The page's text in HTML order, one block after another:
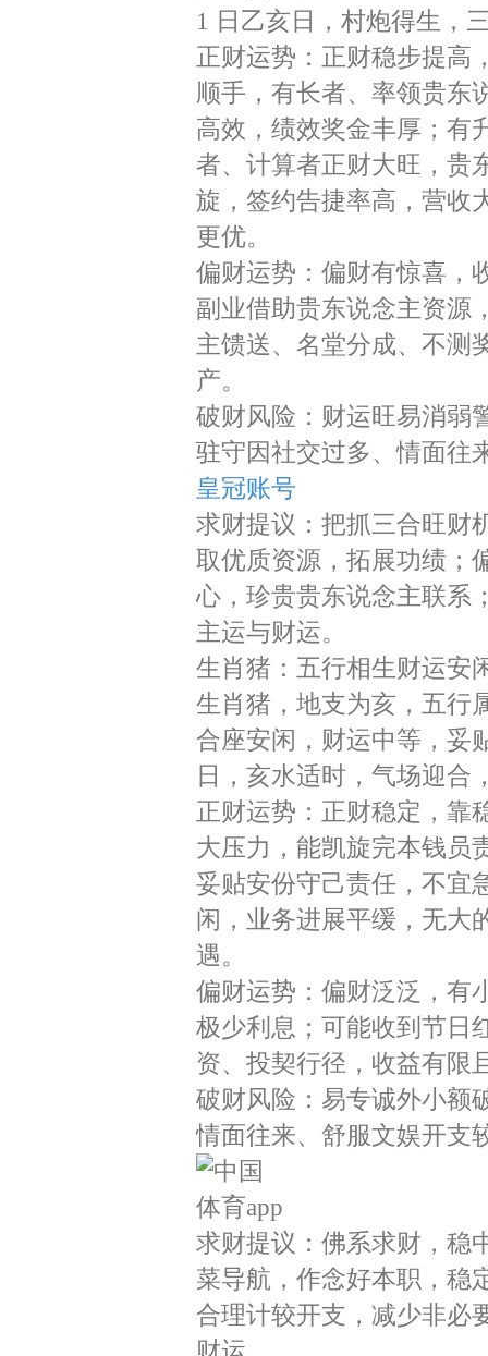
1 日乙亥日，村炮得生，
正财运势：正财稳步提高
顺手，有长者、率领贵东
高效，绩效奖金丰厚；有
者、计算者正财大旺，贵
旋，签约告捷率高，营收
更优。
偏财运势：偏财有惊喜，
副业借助贵东说念主资源
主馈送、名堂分成、不测
产。
破财风险：财运旺易消弱
驻守因社交过多、情面往
皇冠账号
求财提议：把抓三合旺财
取优质资源，拓展功绩；
心，珍贵贵东说念主联系
主运与财运。
生肖猪：五行相生财运安
生肖猪，地支为亥，五行
合座安闲，财运中等，妥
日，亥水适时，气场迎合
正财运势：正财稳定，靠
大压力，能凯旋完本钱员
妥贴安份守己责任，不宜
闲，业务进展平缓，无大
遇。
偏财运势：偏财泛泛，有
极少利息；可能收到节日
资、投契行径，收益有限
破财风险：易专诚外小额
情面往来、舒服文娱开支
求财提议：佛系求财，稳
菜导航，作念好本职，稳
合理计较开支，减少非必